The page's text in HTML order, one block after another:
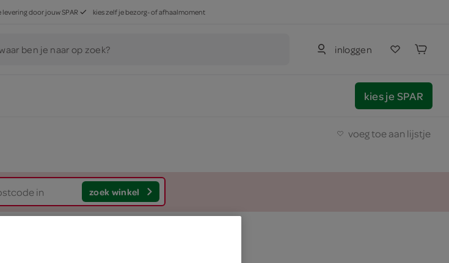
levering door jouw SPAR kies zelf je bezorg- of afhaalmoment
ben je naar op zoek? inloggen
kies je SPAR
voeg toe aan lijstje
zoek winkel